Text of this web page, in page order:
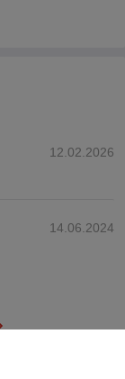
12.02.2026
14.06.2024